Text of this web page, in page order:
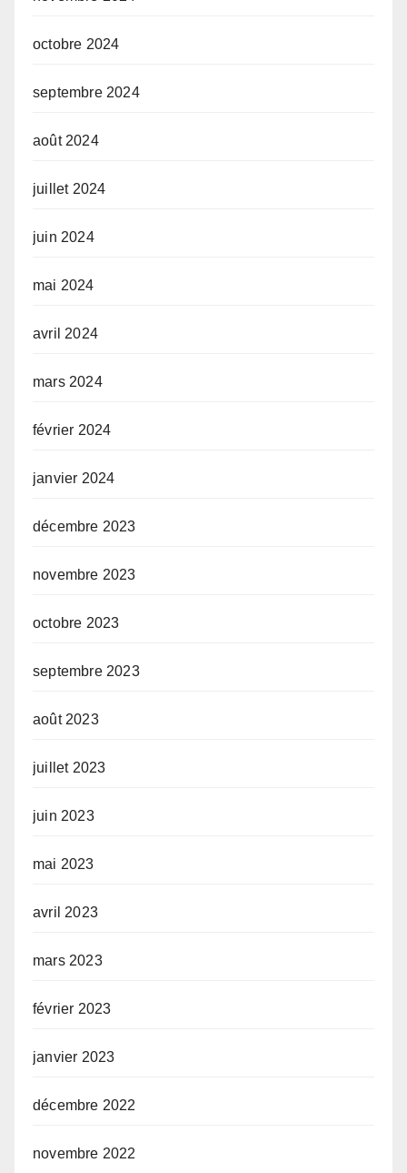
octobre 2024
septembre 2024
août 2024
juillet 2024
juin 2024
mai 2024
avril 2024
mars 2024
février 2024
janvier 2024
décembre 2023
novembre 2023
octobre 2023
septembre 2023
août 2023
juillet 2023
juin 2023
mai 2023
avril 2023
mars 2023
février 2023
janvier 2023
décembre 2022
novembre 2022